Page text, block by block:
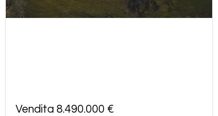
Vendita 8.490.000 €